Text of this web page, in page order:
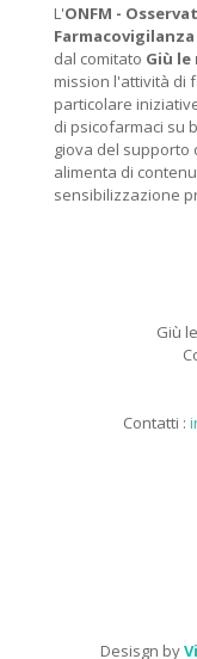
L'ONFM -
dal comitato Giù le
mission l'attività di
particolare
di psicofarmaci su
giova del supporto
alimenta di
sensibilizzazione
Giù
Contatti :
Desisgn by